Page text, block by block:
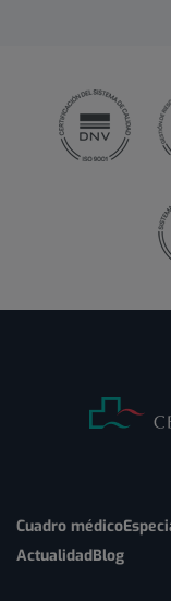
Cuadro médico
ActualidadBlog